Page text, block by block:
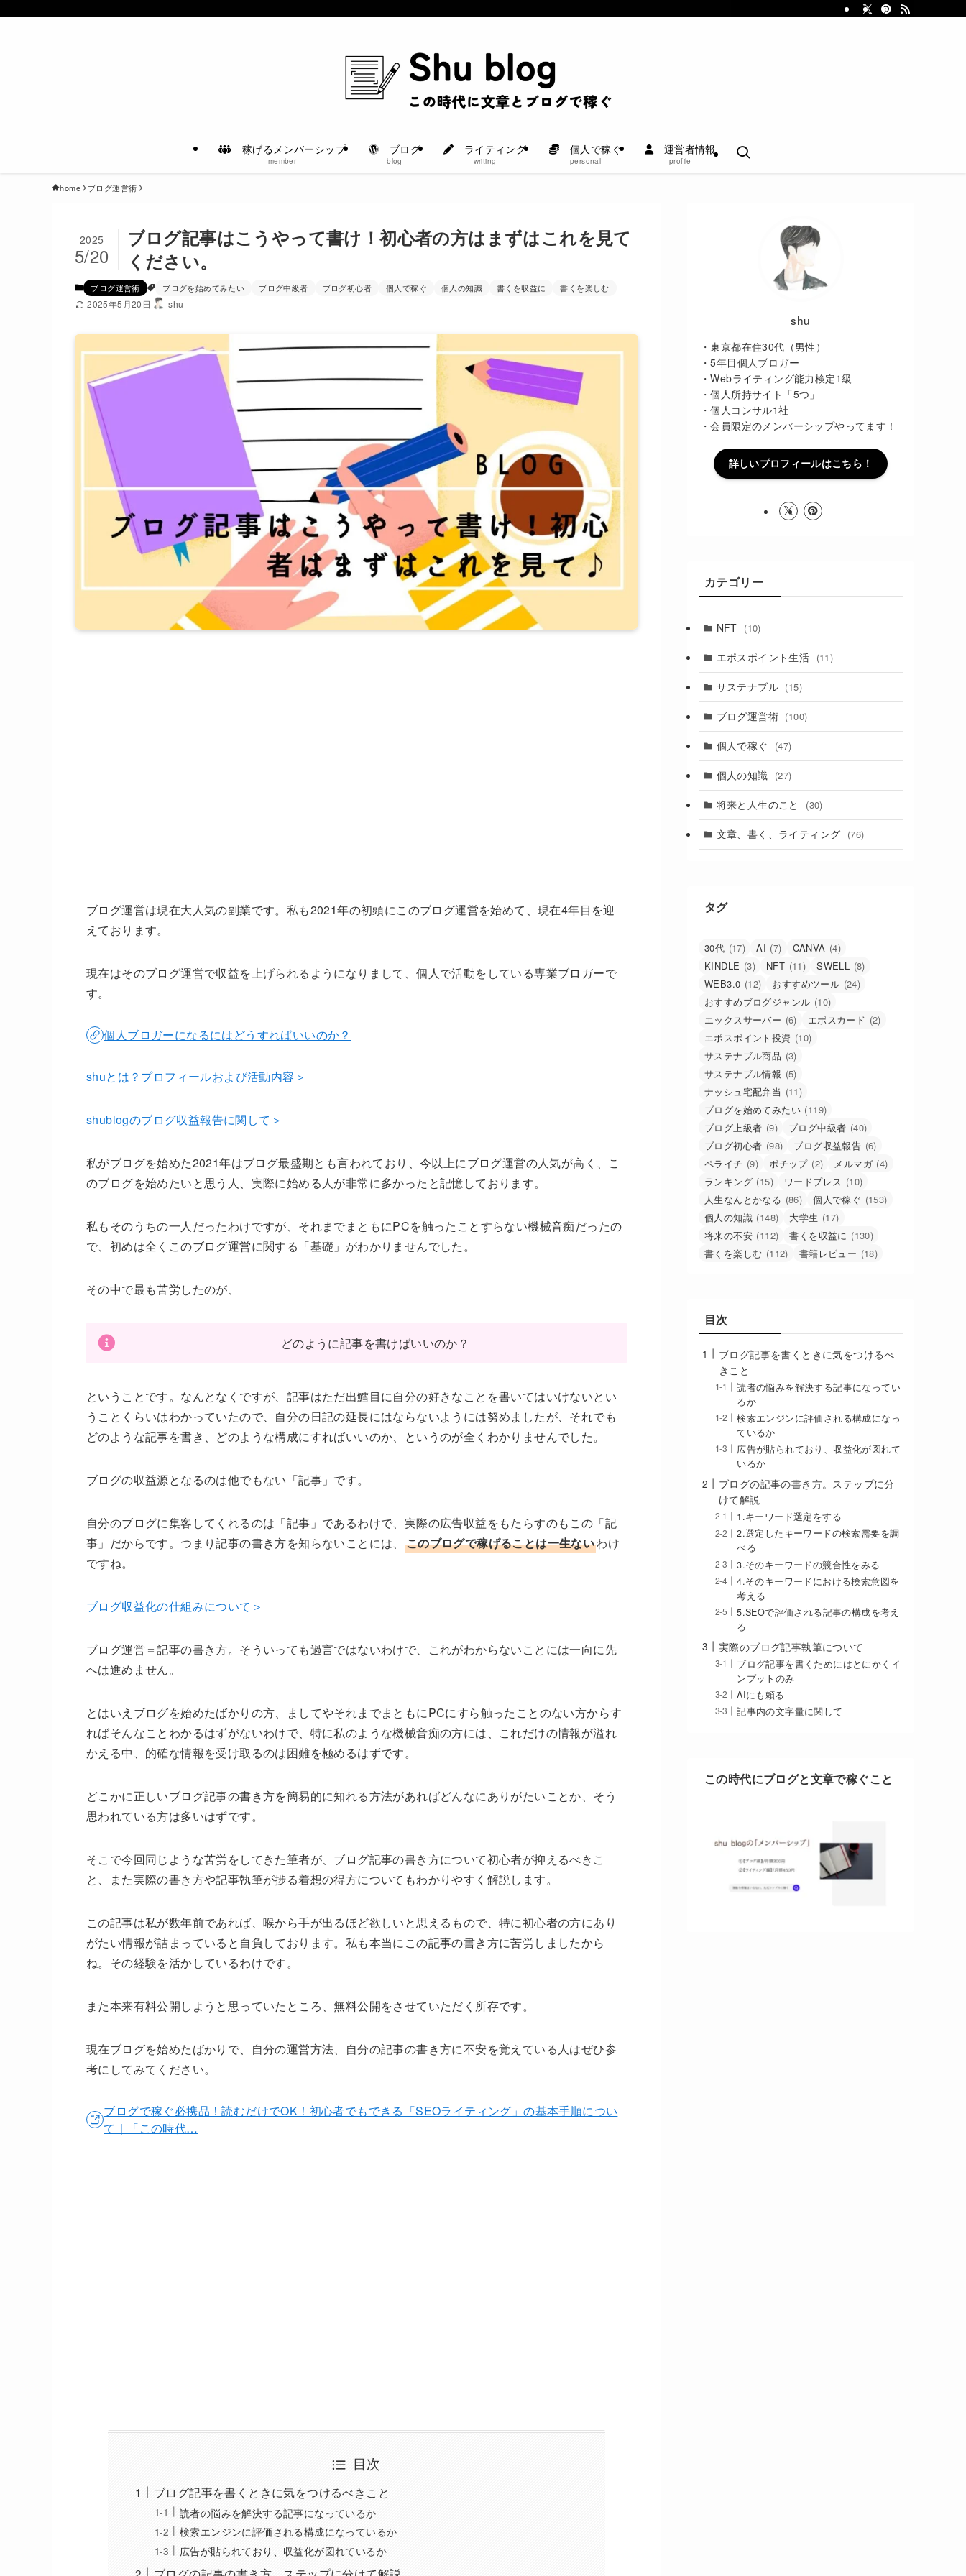
稼げるメンバーシップ
member
ブログ
blog
ライティング
writing
個人で稼ぐ
personal
運営者情報
profile
home ブログ運営術
ブログ記事はこうやって書け！初心者の方はまずはこれを見て
ください。
2025
5/20
ブログ運営術 ブログを始めてみたい ブログ中級者 ブログ初心者 個人で稼ぐ 個人の知識 書くを収益に 書くを楽しむ
2025年5月20日 shu
ブログ運営は現在大人気の副業です。私も2021年の初頭にこのブログ運営を始めて、現在4年目を迎
えております。
現在はそのブログ運営で収益を上げられるようになりまして、個人で活動をしている専業ブロガーで
す。
個人ブロガーになるにはどうすればいいのか？
shuとは？プロフィールおよび活動内容＞
shublogのブログ収益報告に関して＞
私がブログを始めた2021年はブログ最盛期とも言われており、今以上にブログ運営の人気が高く、こ
のブログを始めたいと思う人、実際に始める人が非常に多かったと記憶しております。
私もそのうちの一人だったわけですが、それまでまともにPCを触ったことすらない機械音痴だったの
で、初めは全くこのブログ運営に関する「基礎」がわかりませんでした。
その中で最も苦労したのが、
どのように記事を書けばいいのか？
ということです。なんとなくですが、記事はただ出鱈目に自分の好きなことを書いてはいけないとい
うことくらいはわかっていたので、自分の日記の延長にはならないようには努めましたが、それでも
どのような記事を書き、どのような構成にすればいいのか、というのが全くわかりませんでした。
ブログの収益源となるのは他でもない「記事」です。
自分のブログに集客してくれるのは「記事」であるわけで、実際の広告収益をもたらすのもこの「記
事」だからです。つまり記事の書き方を知らないことには、 このブログで稼げることは一生ないわけ
ですね。
ブログ収益化の仕組みについて＞
ブログ運営＝記事の書き方。そういっても過言ではないわけで、これがわからないことには一向に先
へは進めません。
とはいえブログを始めたばかりの方、ましてやそれまでまともにPCにすら触ったことのない方からす
ればそんなことわかるはずがないわけで、特に私のような機械音痴の方には、これだけの情報が溢れ
かえる中、的確な情報を受け取るのは困難を極めるはずです。
どこかに正しいブログ記事の書き方を簡易的に知れる方法があればどんなにありがたいことか、そう
思われている方は多いはずです。
そこで今回同じような苦労をしてきた筆者が、ブログ記事の書き方について初心者が抑えるべきこ
と、また実際の書き方や記事執筆が捗る着想の得方についてもわかりやすく解説します。
この記事は私が数年前であれば、喉から手が出るほど欲しいと思えるもので、特に初心者の方にあり
がたい情報が詰まっていると自負しております。私も本当にこの記事の書き方に苦労しましたから
ね。その経験を活かしているわけです。
また本来有料公開しようと思っていたところ、無料公開をさせていただく所存です。
現在ブログを始めたばかりで、自分の運営方法、自分の記事の書き方に不安を覚えている人はぜひ参
考にしてみてください。
ブログで稼ぐ必携品！読むだけでOK！初心者でもできる「SEOライティング」の基本手順につい
て｜「この時代…
目次
ブログ記事を書くときに気をつけるべきこと
読者の悩みを解決する記事になっているか
検索エンジンに評価される構成になっているか
広告が貼られており、収益化が図れているか
shu
・東京都在住30代（男性）
・5年目個人ブロガー
・Webライティング能力検定1級
・個人所持サイト「5つ」
・個人コンサル1社
・会員限定のメンバーシップやってます！
詳しいプロフィールはこちら！
カテゴリー
NFT (10)
エポスポイント生活 (11)
サステナブル (15)
ブログ運営術 (100)
個人で稼ぐ (47)
個人の知識 (27)
将来と人生のこと (30)
文章、書く、ライティング (76)
タグ
30代 (17) AI (7) CANVA (4)
KINDLE (3) NFT (11) SWELL (8)
WEB3.0 (12) おすすめツール (24)
おすすめブログジャンル (10)
エックスサーバー (6) エポスカード (2)
エポスポイント投資 (10)
サステナブル商品 (3)
サステナブル情報 (5)
ナッシュ宅配弁当 (11)
ブログを始めてみたい (119)
ブログ上級者 (9) ブログ中級者 (40)
ブログ初心者 (98) ブログ収益報告 (6)
ペライチ (9) ポチップ (2) メルマガ (4)
ランキング (15) ワードプレス (10)
人生なんとかなる (86) 個人で稼ぐ (153)
個人の知識 (148) 大学生 (17)
将来の不安 (112) 書くを収益に (130)
書くを楽しむ (112) 書籍レビュー (18)
目次
ブログ記事を書くときに気をつけるべ
きこと
読者の悩みを解決する記事になってい
るか
検索エンジンに評価される構成になっ
ているか
広告が貼られており、収益化が図れて
いるか
ブログの記事の書き方。ステップに分
けて解説
1.キーワード選定をする
2.選定したキーワードの検索需要を調
べる
3.そのキーワードの競合性をみる
4.そのキーワードにおける検索意図を
考える
5.SEOで評価される記事の構成を考え
る
実際のブログ記事執筆について
ブログ記事を書くためにはとにかくイ
ンプットのみ
AIにも頼る
記事内の文字量に関して
この時代にブログと文章で稼ぐこと